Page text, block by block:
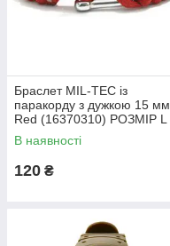
Браслет MIL-TEC із
паракорду з дужкою 15 мм,
Red (16370310) РОЗМІР L
В наявності
120 ₴